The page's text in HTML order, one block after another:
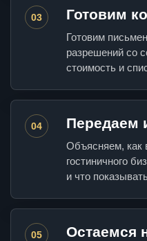
03 Готовим
Готовим
разрешений со
стоимость и
04 Передаем
Объясняем, как
гостиничного
и что
05 Остаемся